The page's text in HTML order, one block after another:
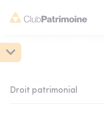
Droit patrimonial